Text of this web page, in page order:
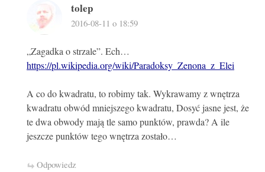
tolep
2016-08-11 o 18:59
„Zagadka o strzale”. Ech…
https://pl.wikipedia.org/wiki/Paradoksy_Zenona_z_Elei
A co do kwadratu, to robimy tak. Wykrawamy z wnętrza
kwadratu obwód mniejszego kwadratu, Dosyć jasne jest, że
te dwa obwody mają tle samo punktów, prawda? A ile
jeszcze punktów tego wnętrza zostało…
Odpowiedz